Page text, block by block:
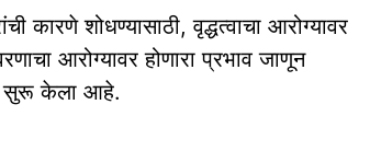
कारणे शोधण्यासाठी, वृद्धत्वाचा आरोग्यावर
आरोग्यावर होणारा प्रभाव जाणून
सुरू केला आहे.